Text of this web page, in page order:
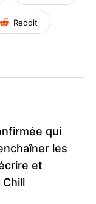
Reddit
qui
les
et